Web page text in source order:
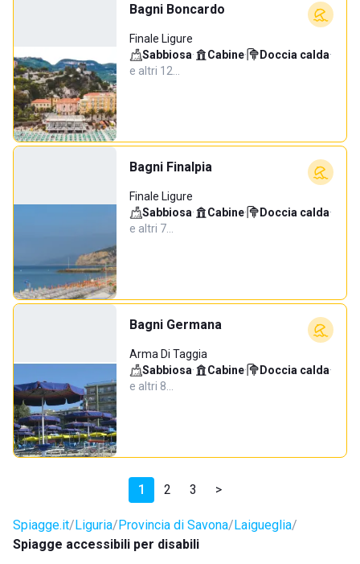
Bagni Boncardo
Finale Ligure
Sabbiosa· Cabine· Doccia calda·
e altri 12…
Bagni Finalpia
Finale Ligure
Sabbiosa· Cabine· Doccia calda·
e altri 7…
Bagni Germana
Arma Di Taggia
Sabbiosa· Cabine· Doccia calda·
e altri 8…
1 2 3 >
Spiagge.it Liguria Provincia di Savona Laigueglia
Spiagge accessibili per disabili